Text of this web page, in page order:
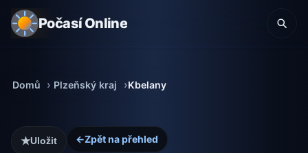
Počasí Online
Domů Plzeňský kraj Kbelany
←Zpět na přehled
★Uložit